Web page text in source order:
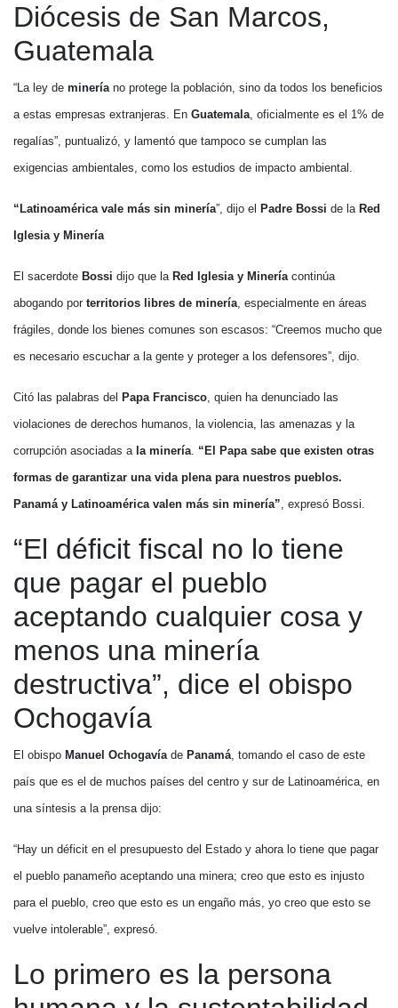
Diócesis de San Marcos,
Guatemala
“La ley de mineríano protege la población, sino da todos los beneficios
a estas empresas extranjeras. En Guatemala, oficialmente es el 1% de
regalías”, puntualizó, y lamentó que tampoco se cumplan las
exigencias ambientales, como los estudios de impacto ambiental.
“Latinoamérica vale más sin minería”, dijo el Padre Bossi de la Red
Iglesia y Minería
El sacerdote Bossi dijo que la Red Iglesia y Mineríacontinúa
abogando por territorios libres de minería, especialmente en áreas
frágiles, donde los bienes comunes son escasos: “Creemos mucho que
es necesario escuchar a la gente y proteger a los defensores”, dijo.
Citó las palabras del Papa Francisco, quien ha denunciado las
violaciones de derechos humanos, la violencia, las amenazas y la
corrupción asociadas a la minería. “El Papa sabe que existen otras
formas de garantizar una vida plena para nuestros pueblos.
Panamá y Latinoamérica valen más sin minería”, expresó Bossi.
“El déficit fiscal no lo tiene
que pagar el pueblo
aceptando cualquier cosa y
menos una minería
destructiva”, dice el obispo
Ochogavía
El obispo Manuel Ochogavíade Panamá, tomando el caso de este
país que es el de muchos países del centro y sur de Latinoamérica, en
una síntesis a la prensa dijo:
“Hay un déficit en el presupuesto del Estado y ahora lo tiene que pagar
el pueblo panameño aceptando una minera; creo que esto es injusto
para el pueblo, creo que esto es un engaño más, yo creo que esto se
vuelve intolerable”, expresó.
Lo primero es la persona